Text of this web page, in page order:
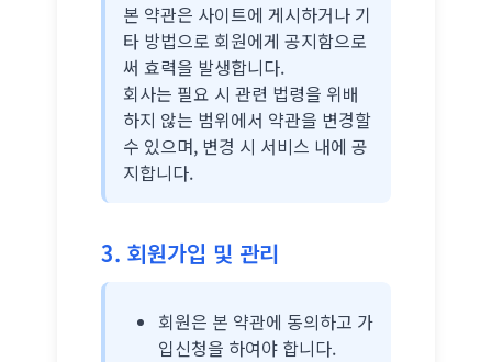
본 약관은 사이트에 게시하거나 기
타 방법으로 회원에게 공지함으로
써 효력을 발생합니다.
회사는 필요 시 관련 법령을 위배
하지 않는 범위에서 약관을 변경할
수 있으며, 변경 시 서비스 내에 공
지합니다.
3. 회원가입 및 관리
회원은 본 약관에 동의하고 가
입신청을 하여야 합니다.